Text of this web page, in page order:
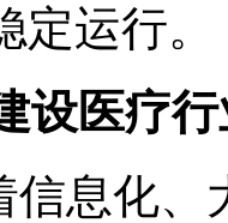
运行。
设医疗
信息化、